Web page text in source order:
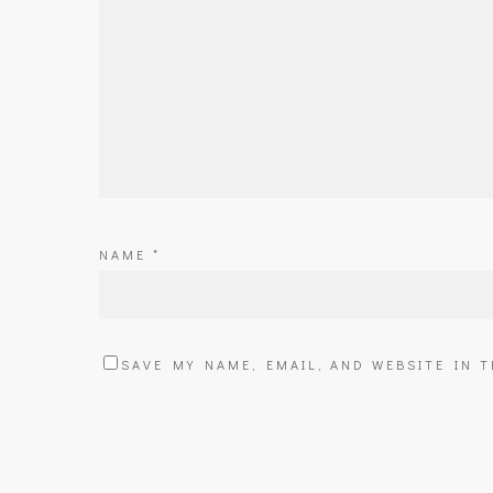
NAME *
SAVE MY NAME, EMAIL, AND WEBSITE IN